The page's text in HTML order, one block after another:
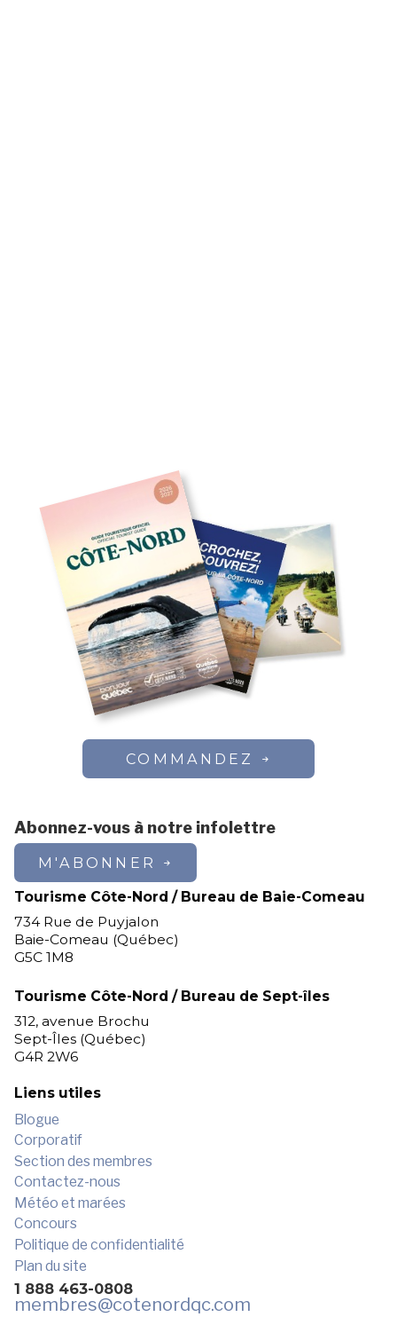
COMMANDEZ
Abonnez-vous à notre infolettre
M'ABONNER
Tourisme Côte-Nord / Bureau de Baie-Comeau
734 Rue de Puyjalon
Baie-Comeau (Québec)
G5C 1M8
Tourisme Côte-Nord / Bureau de Sept-îles
312, avenue Brochu
Sept-Îles (Québec)
G4R 2W6
Liens utiles
Blogue
Corporatif
Section des membres
Contactez-nous
Météo et marées
Concours
Politique de confidentialité
Plan du site
1 888 463-0808
membres@cotenordqc.com